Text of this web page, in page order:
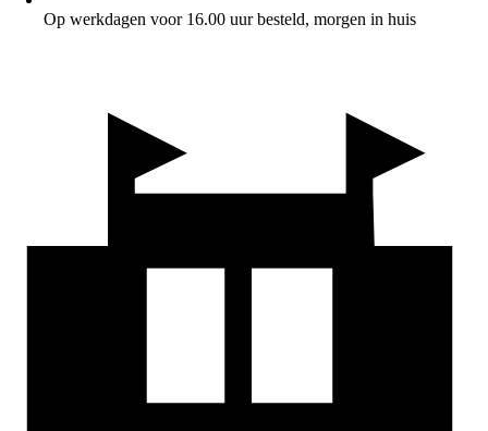
Op werkdagen voor 16.00 uur besteld, morgen in huis